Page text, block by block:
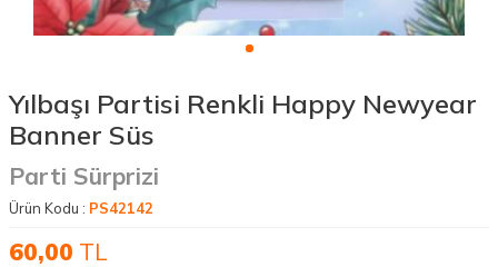
Yılbaşı Partisi Renkli Happy Newyear
Banner Süs
Parti Sürprizi
Ürün Kodu : PS42142
60,00 TL